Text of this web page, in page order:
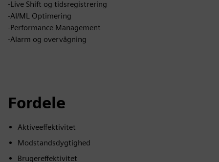
-Live Shift og tidsregistrering
-AI/ML Optimering
-Performance Management
-Alarm og overvågning
Fordele
Aktiveeffektivitet
Modstandsdygtighed
Brugereffektivitet